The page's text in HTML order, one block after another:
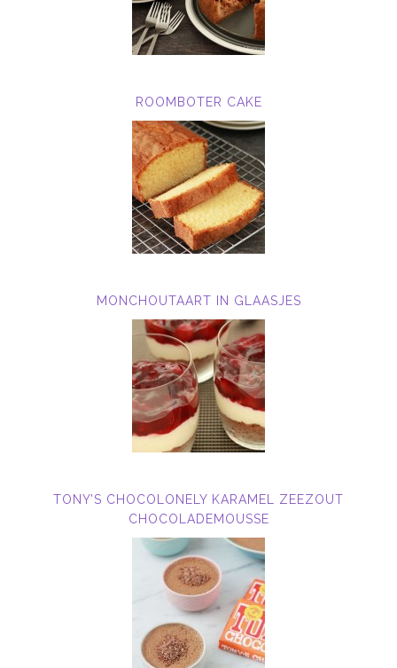
ROOMBOTER CAKE
MONCHOUTAART IN GLAASJES
TONY’S CHOCOLONELY KARAMEL ZEEZOUT
CHOCOLADEMOUSSE